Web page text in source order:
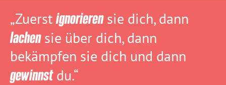
„Zuerstignorierensie dich, dann
lachensie über dich, dann
bekämpfen sie dich und dann
gewinnstdu.“